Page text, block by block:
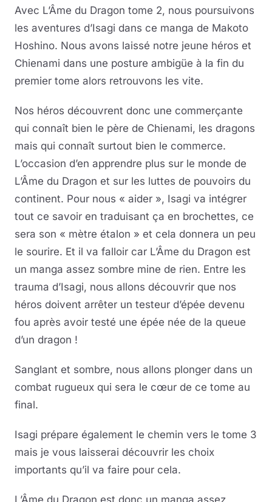
Avec L’Âme du Dragon tome 2, nous poursuivons
les aventures d’Isagi dans ce manga de Makoto
Hoshino. Nous avons laissé notre jeune héros et
Chienami dans une posture ambigüe à la fin du
premier tome alors retrouvons les vite.
Nos héros découvrent donc une commerçante
qui connaît bien le père de Chienami, les dragons
mais qui connaît surtout bien le commerce.
L’occasion d’en apprendre plus sur le monde de
L’Âme du Dragon et sur les luttes de pouvoirs du
continent. Pour nous « aider », Isagi va intégrer
tout ce savoir en traduisant ça en brochettes, ce
sera son « mètre étalon » et cela donnera un peu
le sourire. Et il va falloir car L’Âme du Dragon est
un manga assez sombre mine de rien. Entre les
trauma d’Isagi, nous allons découvrir que nos
héros doivent arrêter un testeur d’épée devenu
fou après avoir testé une épée née de la queue
d’un dragon !
Sanglant et sombre, nous allons plonger dans un
combat rugueux qui sera le cœur de ce tome au
final.
Isagi prépare également le chemin vers le tome 3
mais je vous laisserai découvrir les choix
importants qu’il va faire pour cela.